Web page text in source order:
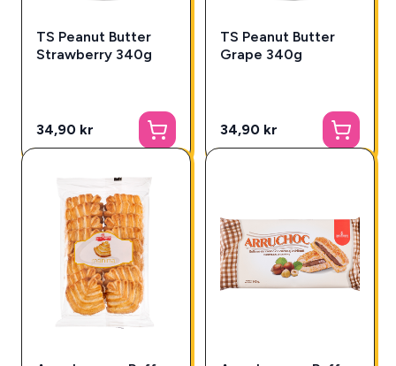
TS Peanut Butter
Strawberry 340g
34,90 kr
TS Peanut Butter
Grape 340g
34,90 kr